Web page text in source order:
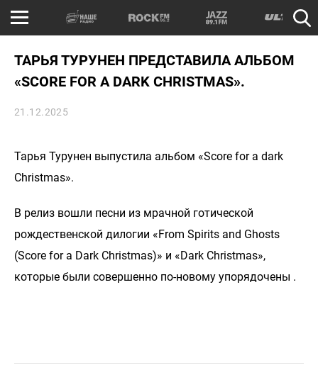
ТАРЬЯ ТУРУНЕН ПРЕДСТАВИЛА АЛЬБОМ
«SCORE FOR A DARK CHRISTMAS».
21.12.2025
Тарья Турунен выпустила альбом «Score for a dark
Christmas».
В релиз вошли песни из мрачной готической
рождественской дилогии «From Spirits and Ghosts
(Score for a Dark Christmas)» и «Dark Christmas»,
которые были совершенно по-новому упорядочены .